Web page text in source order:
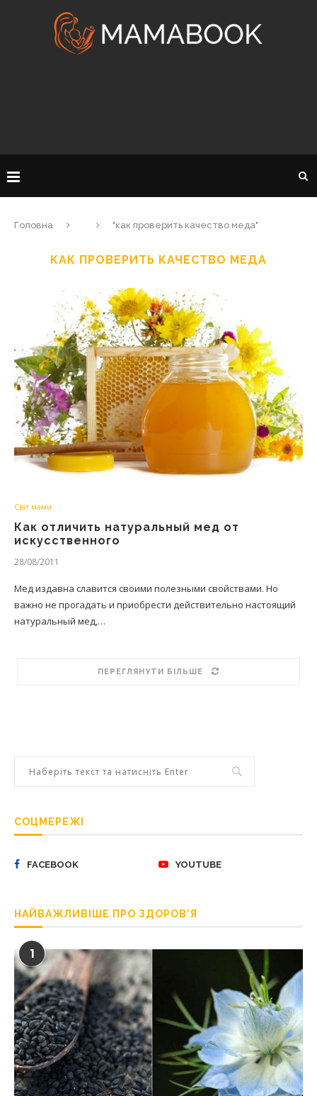
Головна "как проверить качество меда"
КАК ПРОВЕРИТЬ КАЧЕСТВО МЕДА
Світ мами
Как отличить натуральный мед от
искусственного
28/08/2011
Мед издавна славится своими полезными свойствами. Но
важно не прогадать и приобрести действительно настоящий
натуральный мед,…
ПЕРЕГЛЯНУТИ БІЛЬШЕ
СОЦМЕРЕЖІ
FACEBOOK YOUTUBE
НАЙВАЖЛИВІШЕ ПРО ЗДОРОВ’Я
1